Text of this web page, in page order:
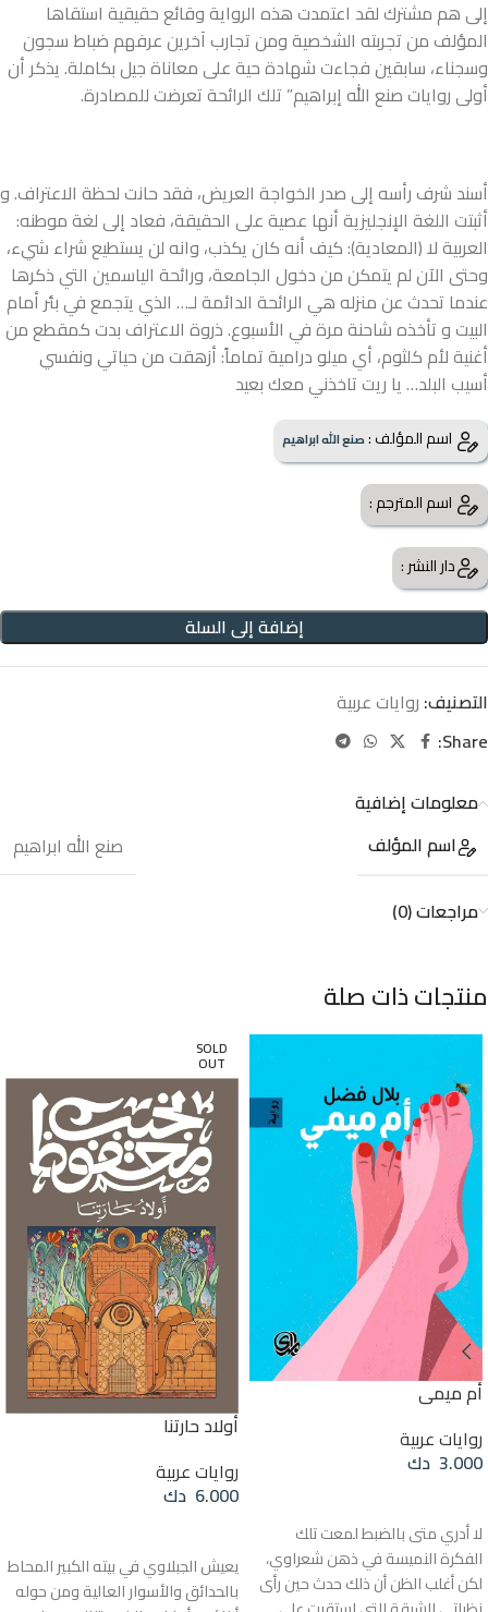
إلى هم مشترك لقد اعتمدت هذه الرواية وقائع حقيقية استقاها
المؤلف من تجربته الشخصية ومن تجارب آخرين عرفهم ضباط سجون
وسجناء، سابقين فجاءت شهادة حية على معاناة جيل بكاملة. يذكر أن
أولى روايات صنع الله إبراهيم” تلك الرائحة تعرضت للمصادرة.
أسند شرف رأسه إلى صدر الخواجة العريض، فقد حانت لحظة الاعتراف. و
أثبتت اللغة الإنجليزية أنها عصية على الحقيقة، فعاد إلى لغة موطنه:
العربية لا (المعادية): كيف أنه كان يكذب، وانه لن يستطيع شراء شيء،
وحتى الآن لم يتمكن من دخول الجامعة، ورائحة الياسمين التي ذكرها
عندما تحدث عن منزله هي الرائحة الدائمة لـ… الذي يتجمع في بئر أمام
البيت و تأخذه شاحنة مرة في الأسبوع. ذروة الاعتراف بدت كمقطع من
أغنية لأم كلثوم، أي ميلو درامية تماماً: أزهقت من حياتي ونفسي
أسيب البلد… يا ريت تاخذني معك بعيد
اسم المؤلف :صنع الله ابراهيم
اسم المترجم :
دار النشر :
إضافة إلى السلة
التصنيف: روايات عربية
Share:
معلومات إضافية
اسم المؤلف
صنع الله ابراهيم
مراجعات (0)
منتجات ذات صلة
أم ميمي
روايات عربية
3.000 دك
لا أدري متى بالضبط لمعت تلك
الفكرة النميسة في ذهن شعراوي،
لكن أغلب الظن أن ذلك حدث حين رأى
SOLD
OUT
أولاد حارتنا
روايات عربية
6.000 دك
يعيش الجبلاوي في بيته الكبير المحاط
بالحدائق والأسوار العالية ومن حوله